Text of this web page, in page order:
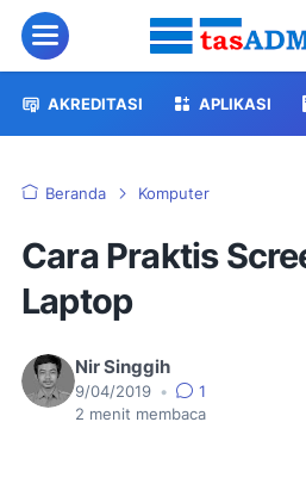
Menu
AKREDITASI APLIKASI
Beranda Komputer
Cara Praktis
Laptop
Nir Singgih
9/04/2019 •
1
2 menit membaca